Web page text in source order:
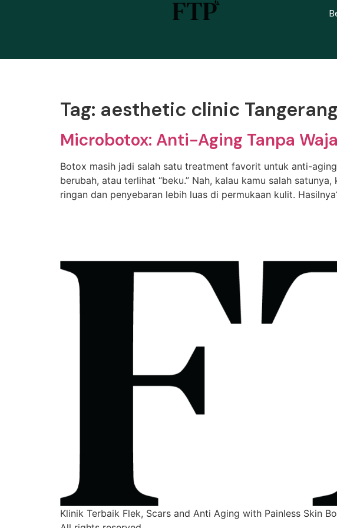
Tag: aesthetic clinic Tangerang
Microbotox: Anti-Aging Tanpa
Botox masih jadi salah satu treatment favorit untuk anti-
berubah, atau terlihat “beku.” Nah, kalau kamu salah
ringan dan penyebaran lebih luas di permukaan kulit.
Klinik Terbaik Flek, Scars and Anti Aging with Painless Skin